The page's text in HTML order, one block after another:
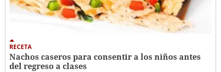
RECETA
Nachos caseros para consentir a los niños antes
del regreso a clases